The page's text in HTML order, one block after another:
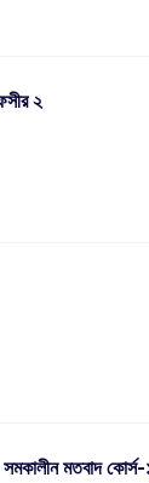
২
মতবাদ